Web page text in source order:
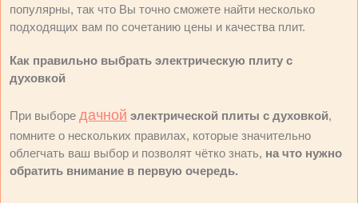
популярны, так что Вы точно сможете найти несколько
подходящих вам по сочетанию цены и качества плит.
Как правильно выбрать электрическую плиту с
духовкой
При выборе дачной электрической плиты с духовкой,
помните о нескольких правилах, которые значительно
облегчать ваш выбор и позволят чётко знать, на что нужно
обратить внимание в первую очередь.